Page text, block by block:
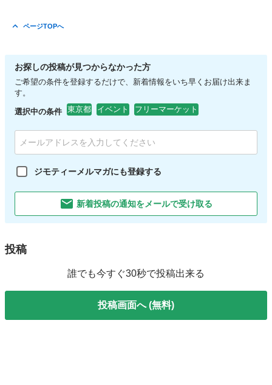
ページTOPへ
お探しの投稿が見つからなかった方
ご希望の条件を登録するだけで、新着情報をいち早くお届け出来ま
す。
選択中の条件 東京都 イベント フリーマーケット
ジモティーメルマガにも登録する
新着投稿の通知をメールで受け取る
投稿
誰でも今すぐ30秒で投稿出来る
投稿画面へ (無料)